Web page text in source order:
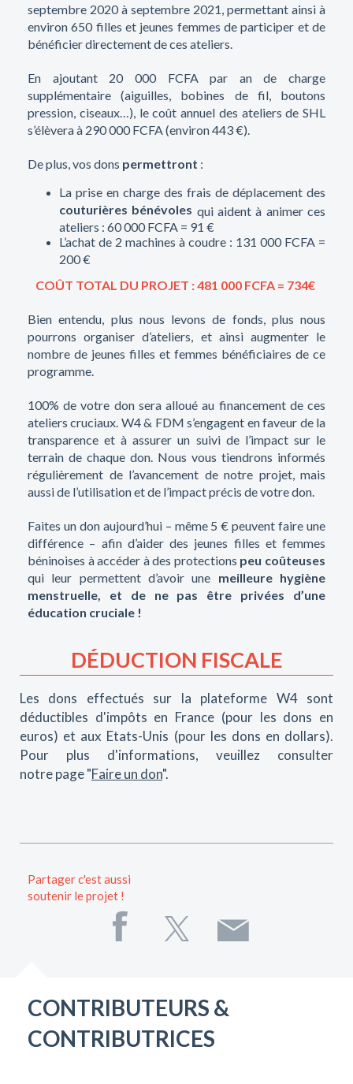
septembre 2020 à septembre 2021, permettant ainsi à
environ 650 filles et jeunes femmes de participer et de
bénéficier directement de ces ateliers.
En ajoutant 20 000 FCFA par an de charge
supplémentaire (aiguilles, bobines de fil, boutons
pression, ciseaux…), le coût annuel des ateliers de SHL
s’élèvera à 290 000 FCFA (environ 443 €).
De plus, vos dons permettront :
La prise en charge des frais de déplacement des
couturières bénévoles qui aident à animer ces
ateliers : 60 000 FCFA = 91 €
L’achat de 2 machines à coudre : 131 000 FCFA =
200 €
COÛT TOTAL DU PROJET : 481 000 FCFA = 734€
Bien entendu, plus nous levons de fonds, plus nous
pourrons organiser d’ateliers, et ainsi augmenter le
nombre de jeunes filles et femmes bénéficiaires de ce
programme.
100% de votre don sera alloué au financement de ces
ateliers cruciaux. W4 & FDM s’engagent en faveur de la
transparence et à assurer un suivi de l’impact sur le
terrain de chaque don. Nous vous tiendrons informés
régulièrement de l’avancement de notre projet, mais
aussi de l’utilisation et de l’impact précis de votre don.
Faites un don aujourd’hui – même 5 € peuvent faire une
différence – afin d’aider des jeunes filles et femmes
béninoises à accéder à des protections peu coûteuses
qui leur permettent d’avoir une meilleure hygiène
menstruelle, et de ne pas être privées d’une
éducation cruciale !
DÉDUCTION FISCALE
Les dons effectués sur la plateforme W4 sont
déductibles d'impôts en France (pour les dons en
euros) et aux Etats-Unis (pour les dons en dollars).
Pour plus d'informations, veuillez consulter
notre page "Faire un don".
Partager c'est aussi
soutenir le projet !
CONTRIBUTEURS &
CONTRIBUTRICES